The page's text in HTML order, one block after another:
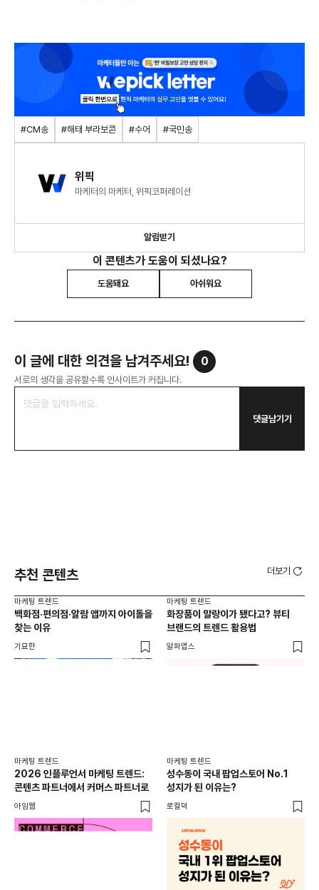
#CM송 #해태 부라보콘 #수어 #국민송
위픽
마케터의 마케터, 위픽코퍼레이션
알림받기
이 콘텐츠가 도움이 되셨나요?
도움돼요 아쉬워요
이 글에 대한 의견을 남겨주세요! 0
서로의 생각을 공유할수록 인사이트가 커집니다.
댓글남기기
추천 콘텐츠 더보기
마케팅 트렌드
백화점·편의점·알람 앱까지 아이돌을
찾는 이유
기묘한
마케팅 트렌드
화장품이 말랑이가 됐다고? 뷰티
브랜드의 트렌드 활용법
알파앱스
마케팅 트렌드
2026 인플루언서 마케팅 트렌드:
콘텐츠 파트너에서 커머스 파트너로
아임웹
마케팅 트렌드
성수동이 국내 팝업스토어 No.1
성지가 된 이유는?
로컬덕